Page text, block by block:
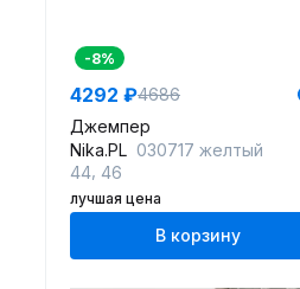
-8%
4292 ₽4686
Джемпер
Nika.PL 030717 желтый
44 46
лучшая цена
В корзину